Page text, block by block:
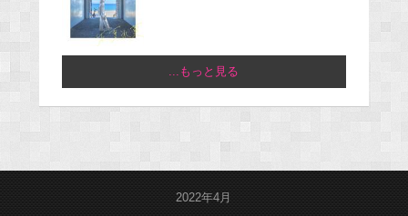
...もっと見る
2022年4月